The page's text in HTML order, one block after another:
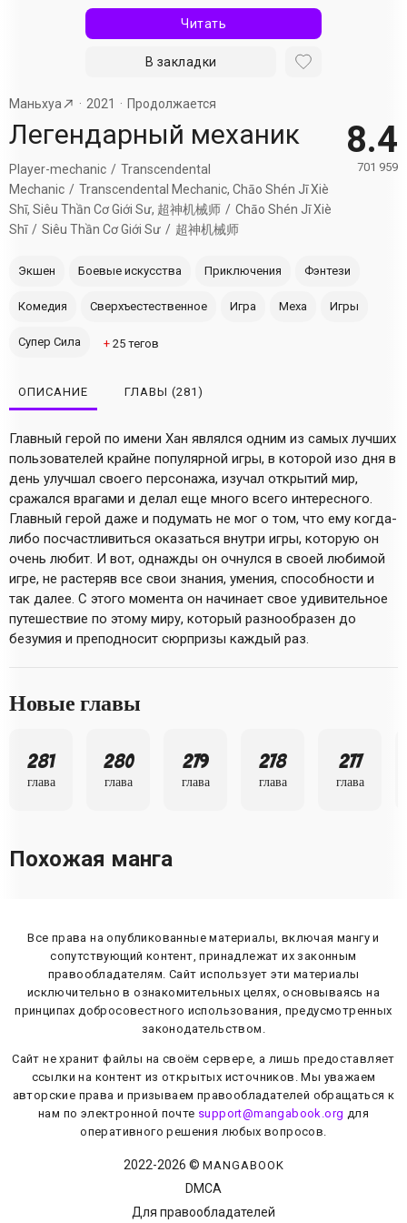
Читать
В закладки
Маньхуа 2021 Продолжается
Легендарный механик
Player-mechanic
Transcendental
Mechanic
Transcendental Mechanic, Chāo Shén Jī Xiè
Shī, Siêu Thần Cơ Giới Sư, 超神机械师
Chāo Shén Jī Xiè
Shī
Siêu Thần Cơ Giới Sư 超神机械师
8.4
701 959
Экшен Боевые искусства Приключения Фэнтези
Комедия Сверхъестественное Игра Меха Игры
Супер Сила + 25 тегов
ОПИСАНИЕ ГЛАВЫ (281)
Главный герой по имени Хан являлся одним из самых лучших
пользователей крайне популярной игры, в которой изо дня в
день улучшал своего персонажа, изучал открытий мир,
сражался врагами и делал еще много всего интересного.
Главный герой даже и подумать не мог о том, что ему когда-
либо посчастливиться оказаться внутри игры, которую он
очень любит. И вот, однажды он очнулся в своей любимой
игре, не растеряв все свои знания, умения, способности и
так далее. С этого момента он начинает свое удивительное
путешествие по этому миру, который разнообразен до
безумия и преподносит сюрпризы каждый раз.
Новые главы
281
глава
280
глава
279
глава
278
глава
277
глава
Похожая манга
Все права на опубликованные материалы, включая мангу и
сопутствующий контент, принадлежат их законным
правообладателям. Сайт использует эти материалы
исключительно в ознакомительных целях, основываясь на
принципах добросовестного использования, предусмотренных
законодательством.
Сайт не хранит файлы на своём сервере, а лишь предоставляет
ссылки на контент из открытых источников. Мы уважаем
авторские права и призываем правообладателей обращаться к
нам по электронной почте support@mangabook.org для
оперативного решения любых вопросов.
2022-2026 © MANGABOOK
DMCA
Для правообладателей